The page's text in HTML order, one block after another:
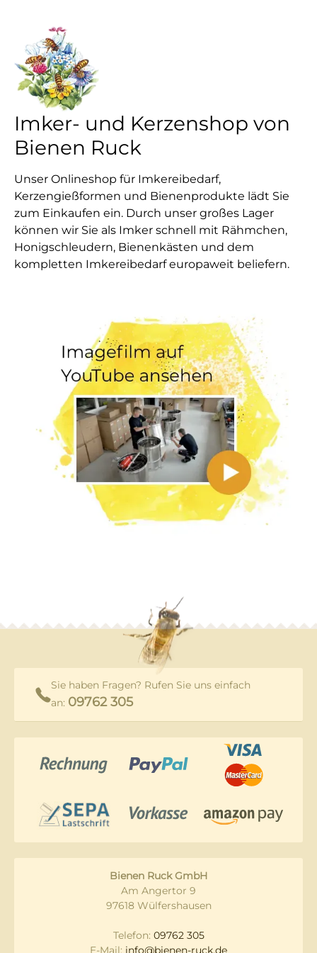
Imker- und Kerzenshop von
Bienen Ruck
Unser Onlineshop für Imkereibedarf,
Kerzengießformen und Bienenprodukte lädt Sie
zum Einkaufen ein. Durch unser großes Lager
können wir Sie als Imker schnell mit Rähmchen,
Honigschleudern, Bienenkästen und dem
kompletten Imkereibedarf europaweit beliefern.
Sie haben Fragen? Rufen Sie uns einfach
an: 09762 305
Bienen Ruck GmbH
Am Angertor 9
97618 Wülfershausen
Telefon: 09762 305
E-Mail: info@bienen-ruck.de